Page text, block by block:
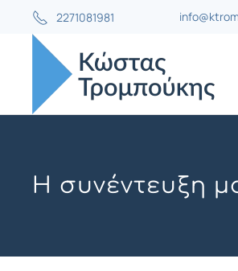
2271081981
Η συνέντευξη